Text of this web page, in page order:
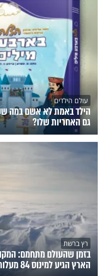
עולם הילדים
הילד באמת לא אשם במה
גם האחריות שלו?
רץ ברשת
בזמן שהעולם מתחמם:
הארץ הגיע למינוס 84 מעלות